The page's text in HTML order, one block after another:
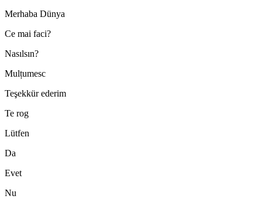
Merhaba Dünya
Ce mai faci?
Nasılsın?
Mulțumesc
Teşekkür ederim
Te rog
Lütfen
Da
Evet
Nu